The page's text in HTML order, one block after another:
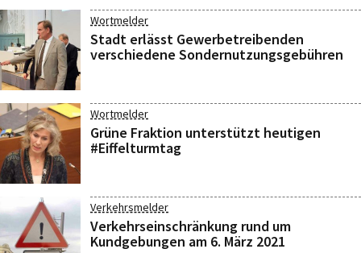
Wortmelder
Stadt erlässt Gewerbetreibenden
verschiedene Sondernutzungsgebühren
Wortmelder
Grüne Fraktion unterstützt heutigen
#Eiffelturmtag
Verkehrsmelder
Verkehrseinschränkung rund um
Kundgebungen am 6. März 2021